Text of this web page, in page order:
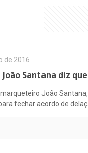
de 2016
Santana diz
João
fechar acordo de